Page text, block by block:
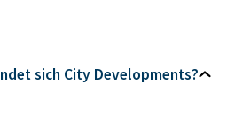
sich City Developments?